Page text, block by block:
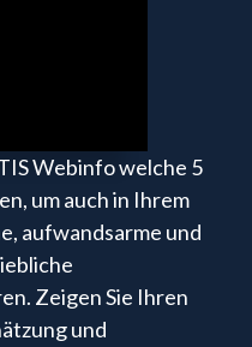
Webinfo welche 5
um auch in Ihrem
aufwandsarme und
Zeigen Sie Ihren
und